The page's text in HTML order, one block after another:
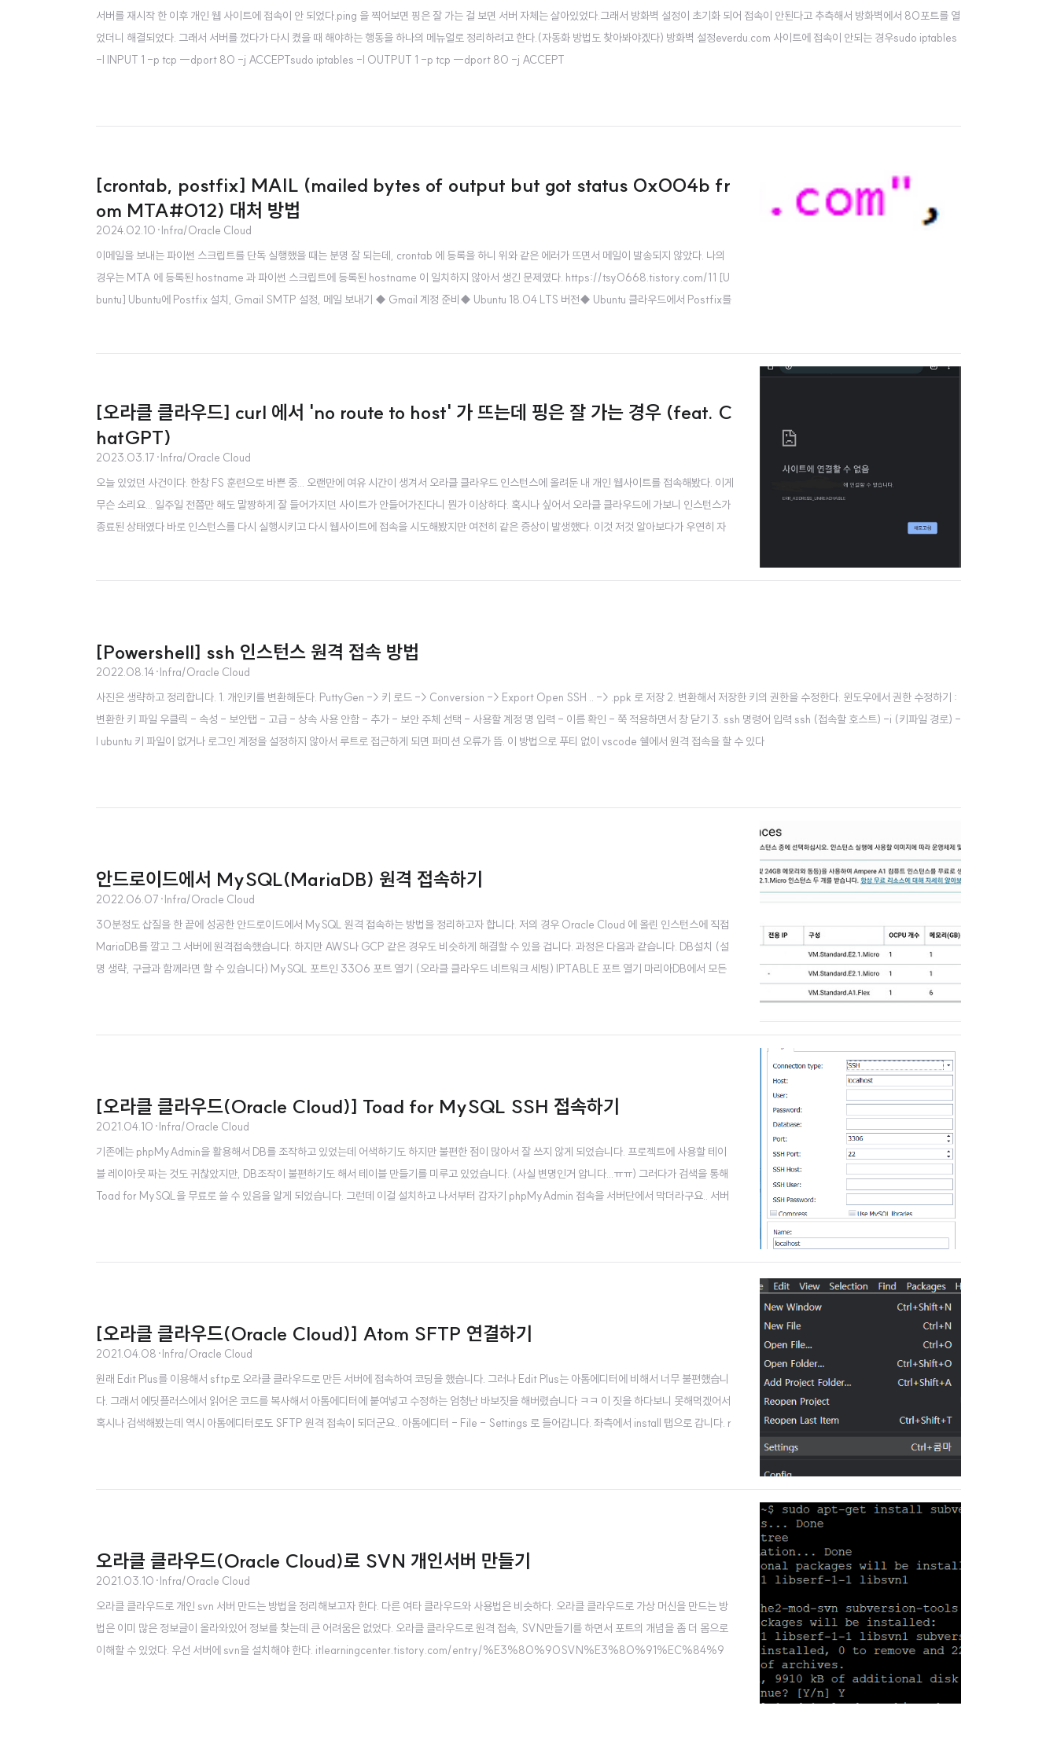
서버를 재시작 한 이후 개인 웹 사이트에 접속이 안 되었다.ping 을 찍어보면 핑은 잘 가는 걸 보면 서버 자체는 살아있었다.그래서 방화벽 설정이 초기화 되어 접속이 안된다고 추측해서 방화벽에서 80포트를 열
었더니 해결되었다. 그래서 서버를 껐다가 다시 켰을 때 해야하는 행동을 하나의 메뉴얼로 정리하려고 한다.(자동화 방법도 찾아봐야겠다) 방화벽 설정everdu.com 사이트에 접속이 안되는 경우sudo iptables
-I INPUT 1 -p tcp --dport 80 -j ACCEPTsudo iptables -I OUTPUT 1 -p tcp --dport 80 -j ACCEPT
[crontab, postfix] MAIL (mailed bytes of output but got status 0x004b fr
om MTA#012) 대처 방법
2024.02.10 ·Infra/Oracle Cloud
이메일을 보내는 파이썬 스크립트를 단독 실행했을 때는 분명 잘 되는데, crontab 에 등록을 하니 위와 같은 에러가 뜨면서 메일이 발송되지 않았다. 나의
경우는 MTA 에 등록된 hostname 과 파이썬 스크립트에 등록된 hostname 이 일치하지 않아서 생긴 문제였다. https://tsy0668.tistory.com/11 [U
buntu] Ubuntu에 Postfix 설치, Gmail SMTP 설정, 메일 보내기 ◆ Gmail 계정 준비◆ Ubuntu 18.04 LTS 버전◆ Ubuntu 클라우드에서 Postfix를
[오라클 클라우드] curl 에서 'no route to host' 가 뜨는데 핑은 잘 가는 경우 (feat. C
hatGPT)
2023.03.17 ·Infra/Oracle Cloud
오늘 있었던 사건이다. 한창 FS 훈련으로 바쁜 중... 오랜만에 여유 시간이 생겨서 오라클 클라우드 인스턴스에 올려둔 내 개인 웹사이트를 접속해봤다. 이게
무슨 소리요... 일주일 전쯤만 해도 말짱하게 잘 들어가지던 사이트가 안들어가진다니 뭔가 이상하다. 혹시나 싶어서 오라클 클라우드에 가보니 인스턴스가
종료된 상태였다 바로 인스턴스를 다시 실행시키고 다시 웹사이트에 접속을 시도해봤지만 여전히 같은 증상이 발생했다. 이것 저것 알아보다가 우연히 자
[Powershell] ssh 인스턴스 원격 접속 방법
2022.08.14·Infra/Oracle Cloud
사진은 생략하고 정리합니다. 1. 개인키를 변환해둔다. PuttyGen -> 키 로드 -> Conversion -> Export Open SSH .. -> .ppk 로 저장 2. 변환해서 저장한 키의 권한을 수정한다. 윈도우에서 권한 수정하기 :
변환한 키 파일 우클릭 - 속성 - 보안탭 - 고급 - 상속 사용 안함 - 추가 - 보안 주체 선택 - 사용할 계정 명 입력 - 이름 확인 - 쭉 적용하면서 창 닫기 3. ssh 명령어 입력 ssh (접속할 호스트) -i (키파일 경로) -
l ubuntu 키 파일이 없거나 로그인 계정을 설정하지 않아서 루트로 접근하게 되면 퍼미션 오류가 뜸. 이 방법으로 푸티 없이 vscode 쉘에서 원격 접속을 할 수 있다
안드로이드에서 MySQL(MariaDB) 원격 접속하기
2022.06.07 ·Infra/Oracle Cloud
30분정도 삽질을 한 끝에 성공한 안드로이드에서 MySQL 원격 접속하는 방법을 정리하고자 합니다. 저의 경우 Oracle Cloud 에 올린 인스턴스에 직접
MariaDB를 깔고 그 서버에 원격접속했습니다. 하지만 AWS나 GCP 같은 경우도 비슷하게 해결할 수 있을 겁니다. 과정은 다음과 같습니다. DB설치 (설
명 생략, 구글과 함께라면 할 수 있습니다) MySQL 포트인 3306 포트 열기 (오라클 클라우드 네트워크 세팅) IPTABLE 포트 열기 마리아DB에서 모든
[오라클 클라우드(Oracle Cloud)] Toad for MySQL SSH 접속하기
2021.04.10 ·Infra/Oracle Cloud
기존에는 phpMyAdmin을 활용해서 DB를 조작하고 있었는데 어색하기도 하지만 불편한 점이 많아서 잘 쓰지 않게 되었습니다. 프로젝트에 사용할 테이
블 레이아웃 짜는 것도 귀찮았지만, DB조작이 불편하기도 해서 테이블 만들기를 미루고 있었습니다. (사실 변명인거 압니다...ㅠㅠ) 그러다가 검색을 통해
Toad for MySQL을 무료로 쓸 수 있음을 알게 되었습니다. 그런데 이걸 설치하고 나서부터 갑자기 phpMyAdmin 접속을 서버단에서 막더라구요.. 서버
[오라클 클라우드(Oracle Cloud)] Atom SFTP 연결하기
2021.04.08 ·Infra/Oracle Cloud
원래 Edit Plus를 이용해서 sftp로 오라클 클라우드로 만든 서버에 접속하여 코딩을 했습니다. 그러나 Edit Plus는 아톰에디터에 비해서 너무 불편했습니
다. 그래서 에딧플러스에서 읽어온 코드를 복사해서 아톰에디터에 붙여넣고 수정하는 엄청난 바보짓을 해버렸습니다 ㅋㅋ 이 짓을 하다보니 못해먹겠어서
혹시나 검색해봤는데 역시 아톰에디터로도 SFTP 원격 접속이 되더군요.. 아톰에디터 - File - Settings 로 들어갑니다. 좌측에서 install 탭으로 갑니다. r
오라클 클라우드(Oracle Cloud)로 SVN 개인서버 만들기
2021.03.10 ·Infra/Oracle Cloud
오라클 클라우드로 개인 svn 서버 만드는 방법을 정리해보고자 한다. 다른 여타 클라우드와 사용법은 비슷하다. 오라클 클라우드로 가상 머신을 만드는 방
법은 이미 많은 정보글이 올라와있어 정보를 찾는데 큰 어려움은 없었다. 오라클 클라우드로 원격 접속, SVN만들기를 하면서 포트의 개념을 좀 더 몸으로
이해할 수 있었다. 우선 서버에 svn을 설치해야 한다. itlearningcenter.tistory.com/entry/%E3%80%90SVN%E3%80%91%EC%84%9